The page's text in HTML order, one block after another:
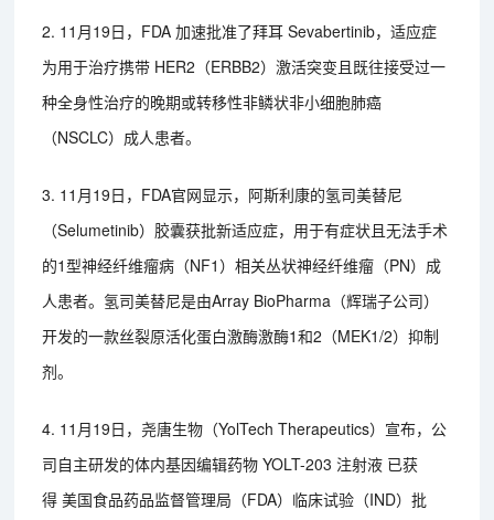
2. 11月19日，FDA 加速批准了拜耳 Sevabertinib，适应症
为用于治疗携带 HER2（ERBB2）激活突变且既往接受过一
种全身性治疗的晚期或转移性非鳞状非小细胞肺癌
（NSCLC）成人患者。
3. 11月19日，FDA官网显示，阿斯利康的氢司美替尼
（Selumetinib）胶囊获批新适应症，用于有症状且无法手术
的1型神经纤维瘤病（NF1）相关丛状神经纤维瘤（PN）成
人患者。氢司美替尼是由Array BioPharma（辉瑞子公司）
开发的一款丝裂原活化蛋白激酶激酶1和2（MEK1/2）抑制
剂。
4. 11月19日，尧唐生物（YolTech Therapeutics）宣布，公
司自主研发的体内基因编辑药物 YOLT-203 注射液 已获
得 美国食品药品监督管理局（FDA）临床试验（IND）批